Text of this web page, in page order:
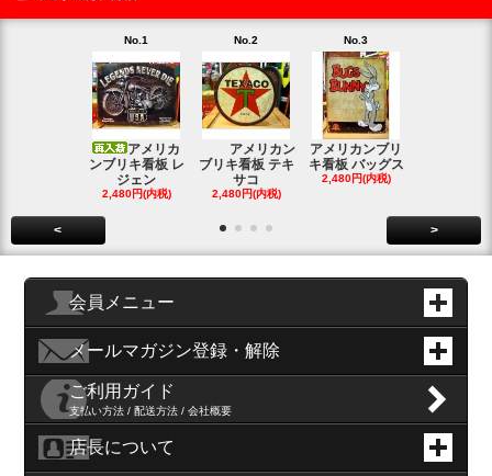
No.1
アメリカ
ンブリキ看板 レ
ジェン
2,480円(内税)
No.2
アメリカン
ブリキ看板 テキ
サコ
2,480円(内税)
No.3
アメリカンブリ
キ看板 バッグス
2,480円(内税)
< >
会員メニュー
メールマガジン登録・解除
ご利用ガイド
支払い方法 / 配送方法 / 会社概要
店長について